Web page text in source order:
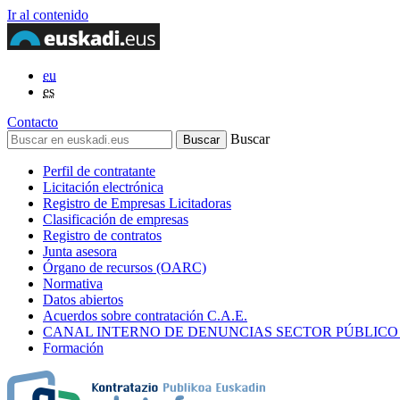
Ir al contenido
eu
es
Contacto
Buscar
Perfil de contratante
Licitación electrónica
Registro de Empresas Licitadoras
Clasificación de empresas
Registro de contratos
Junta asesora
Órgano de recursos (OARC)
Normativa
Datos abiertos
Acuerdos sobre contratación C.A.E.
CANAL INTERNO DE DENUNCIAS SECTOR
Formación